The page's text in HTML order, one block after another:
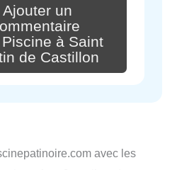
Ajouter un
à Saint
de Castillon
avec les